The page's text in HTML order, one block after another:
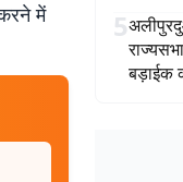
में
5
बड़ाईक